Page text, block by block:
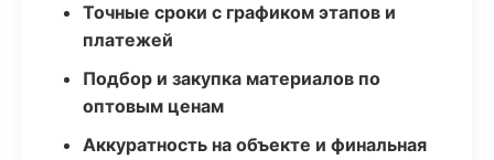
Точные сроки с графиком этапов и
платежей
Подбор и закупка материалов по
оптовым ценам
Аккуратность на объекте и финальная